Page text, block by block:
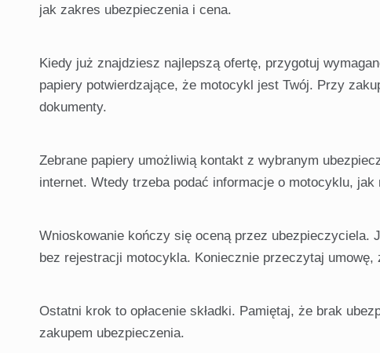
jak zakres ubezpieczenia i cena.
Kiedy już znajdziesz najlepszą ofertę, przygotuj
papiery potwierdzające, że motocykl jest Twój. Przy
dokumenty.
Zebrane papiery umożliwią kontakt z wybranym
internet. Wtedy trzeba podać informacje o motocyklu,
Wnioskowanie kończy się oceną przez ubezpieczyciela.
bez rejestracji motocykla. Koniecznie przeczytaj umowę,
Ostatni krok to opłacenie składki. Pamiętaj, że brak
zakupem ubezpieczenia.